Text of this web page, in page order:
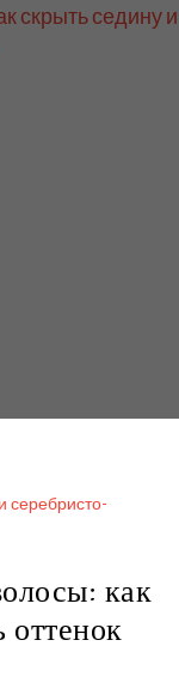
как
оттенок